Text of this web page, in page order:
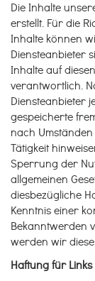
Die Inhalte
erstellt. Für die
Inhalte können
Diensteanbieter
Inhalte auf
verantwortlich.
Diensteanbieter
gespeicherte
nach
Tätigkeit
Sperrung der
allgemeinen
diesbezügliche
Kenntnis einer
Bekanntwerden
werden wir
Haftung für Links